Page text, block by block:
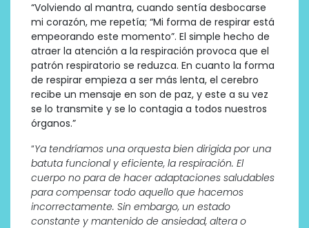
“Volviendo al mantra, cuando sentía desbocarse
mi corazón, me repetía; “Mi forma de respirar está
empeorando este momento”. El simple hecho de
atraer la atención a la respiración provoca que el
patrón respiratorio se reduzca. En cuanto la forma
de respirar empieza a ser más lenta, el cerebro
recibe un mensaje en son de paz, y este a su vez
se lo transmite y se lo contagia a todos nuestros
órganos.”
“Ya tendríamos una orquesta bien dirigida por una
batuta funcional y eficiente, la respiración. El
cuerpo no para de hacer adaptaciones saludables
para compensar todo aquello que hacemos
incorrectamente. Sin embargo, un estado
constante y mantenido de ansiedad, altera o